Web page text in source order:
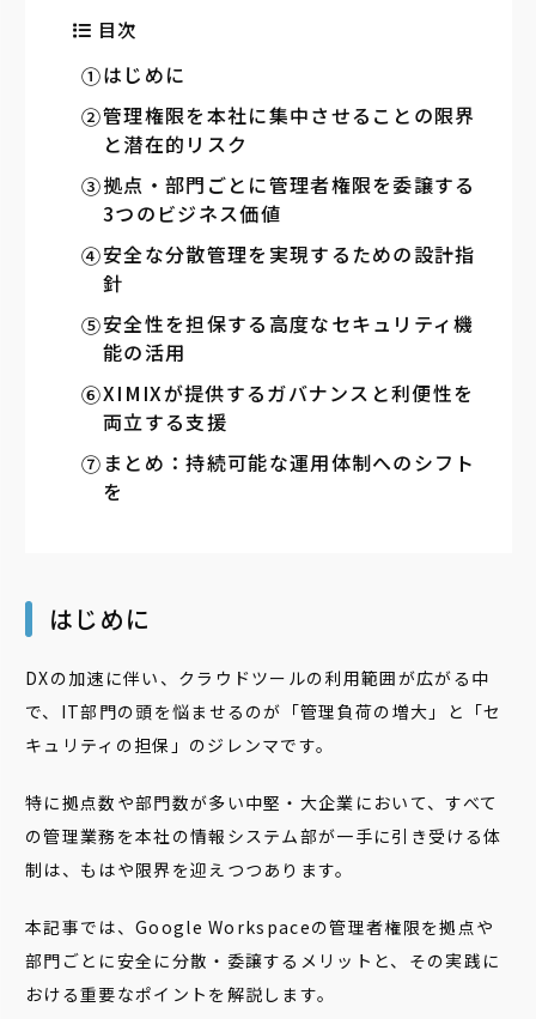
目次
はじめに
管理権限を本社に集中させることの限界
と潜在的リスク
拠点・部門ごとに管理者権限を委譲する
3つのビジネス価値
安全な分散管理を実現するための設計指
針
安全性を担保する高度なセキュリティ機
能の活用
XIMIXが提供するガバナンスと利便性を
両立する支援
まとめ：持続可能な運用体制へのシフト
を
はじめに
DXの加速に伴い、クラウドツールの利用範囲が広がる中
で、IT部門の頭を悩ませるのが「管理負荷の増大」と「セ
キュリティの担保」のジレンマです。
特に拠点数や部門数が多い中堅・大企業において、すべて
の管理業務を本社の情報システム部が一手に引き受ける体
制は、もはや限界を迎えつつあります。
本記事では、Google Workspaceの管理者権限を拠点や
部門ごとに安全に分散・委譲するメリットと、その実践に
おける重要なポイントを解説します。